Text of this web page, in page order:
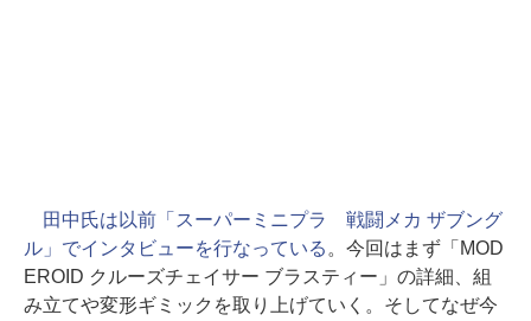
田中氏は以前「スーパーミニプラ 戦闘メカ ザブング
ル」でインタビューを行なっている 。今回はまず「MOD
EROID クルーズチェイサー ブラスティー」の詳細、組
み立てや変形ギミックを取り上げていく。そしてなぜ今